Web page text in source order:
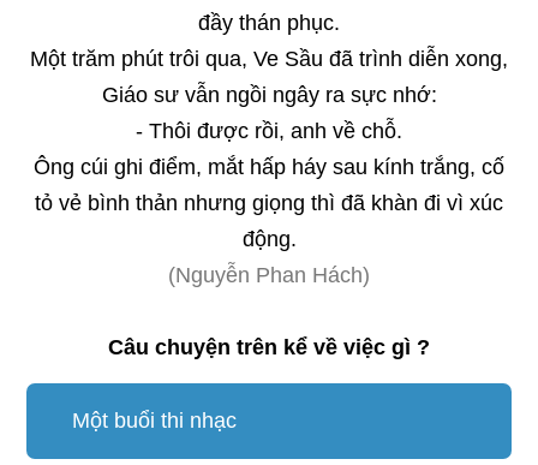
đầy thán phục.
Một trăm phút trôi qua, Ve Sầu đã trình diễn xong,
Giáo sư vẫn ngồi ngây ra sực nhớ:
- Thôi được rồi, anh về chỗ.
Ông cúi ghi điểm, mắt hấp háy sau kính trắng, cố
tỏ vẻ bình thản nhưng giọng thì đã khàn đi vì xúc
động.
(Nguyễn Phan Hách)
Câu chuyện trên kể về việc gì ?
Một buổi thi nhạc